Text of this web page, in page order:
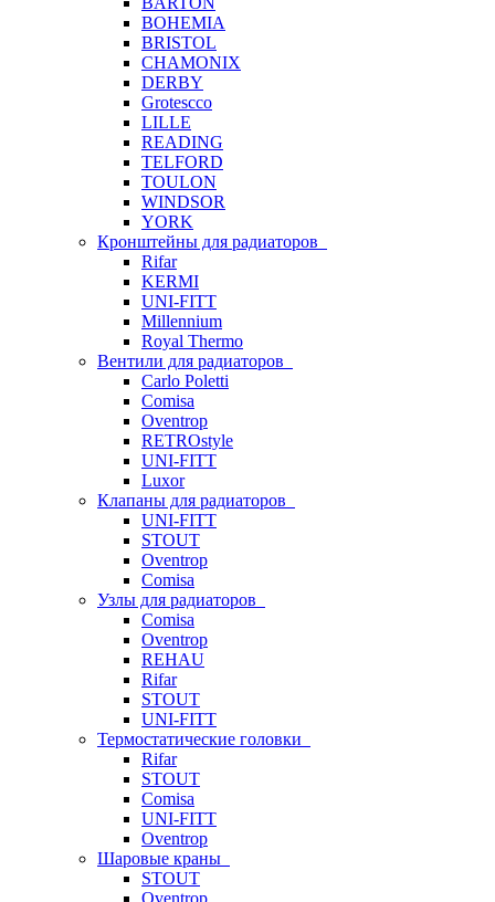
BOHEMIA
BRISTOL
CHAMONIX
DERBY
Grotescco
LILLE
READING
TELFORD
TOULON
WINDSOR
YORK
Кронштейны для радиаторов
Rifar
KERMI
UNI-FITT
Millennium
Royal Thermo
Вентили для радиаторов
Carlo Poletti
Comisa
Oventrop
RETROstyle
UNI-FITT
Luxor
Клапаны для радиаторов
UNI-FITT
STOUT
Oventrop
Comisa
Узлы для радиаторов
Comisa
Oventrop
REHAU
Rifar
STOUT
UNI-FITT
Термостатические головки
Rifar
STOUT
Comisa
UNI-FITT
Oventrop
Шаровые краны
STOUT
Oventrop